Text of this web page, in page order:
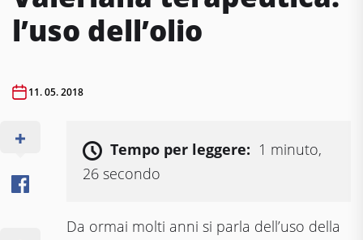
l’uso dell’olio
11. 05. 2018
Tempo per leggere: 1 minuto,
26 secondo
Da ormai molti anni si parla dell’uso della